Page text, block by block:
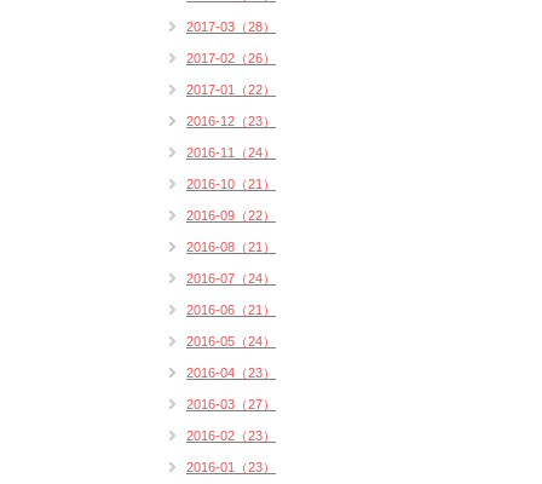
2017-03（28）
2017-02（26）
2017-01（22）
2016-12（23）
2016-11（24）
2016-10（21）
2016-09（22）
2016-08（21）
2016-07（24）
2016-06（21）
2016-05（24）
2016-04（23）
2016-03（27）
2016-02（23）
2016-01（23）